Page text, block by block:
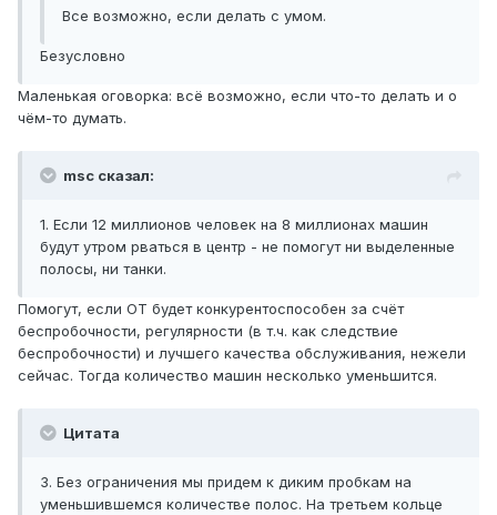
Все возможно, если делать с умом.
Безусловно
Маленькая оговорка: всё возможно, если что-то делать и о
чём-то думать.
msc сказал:
1. Если 12 миллионов человек на 8 миллионах машин
будут утром рваться в центр - не помогут ни выделенные
полосы, ни танки.
Помогут, если ОТ будет конкурентоспособен за счёт
беспробочности, регулярности (в т.ч. как следствие
беспробочности) и лучшего качества обслуживания, нежели
сейчас. Тогда количество машин несколько уменьшится.
Цитата
3. Без ограничения мы придем к диким пробкам на
уменьшившемся количестве полос. На третьем кольце